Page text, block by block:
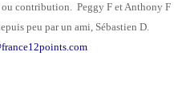
ou contribution. Peggy F et Anthony F
peu par un ami, Sébastien D.